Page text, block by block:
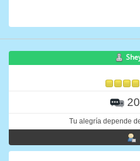
Tu alegría depende